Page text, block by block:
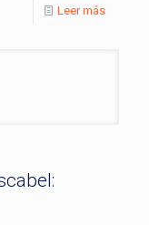
Leer más